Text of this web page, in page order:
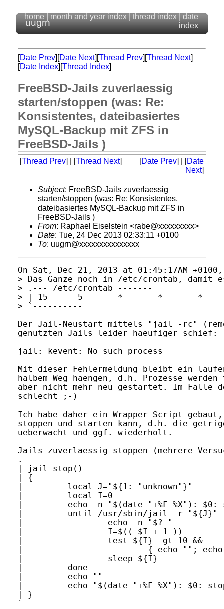
uugrn
home month and year index thread index
date
index
[Date Prev][Date Next][Thread Prev][Thread Next]
[Date Index][Thread Index]
FreeBSD-Jails zuverlaessig
starten/stoppen (was: Re:
Konsistentes, dateibasiertes
MySQL-Backup mit ZFS in
FreeBSD-Jails )
[Thread Prev] | [Thread Next] [Date Prev] | [Date
Next]
Subject: FreeBSD-Jails zuverlaessig
starten/stoppen (was: Re: Konsistentes,
dateibasiertes MySQL-Backup mit ZFS in
FreeBSD-Jails )
From: Raphael Eiselstein <rabe@xxxxxxxxx>
Date: Tue, 24 Dec 2013 02:33:11 +0100
To: uugrn@xxxxxxxxxxxxxxx
On Sat, Dec 21, 2013 at 01:45:17AM
> Das Ganze noch in /etc/crontab, damit
> .--- /etc/crontab -------
> | 15      5       *       *       *
> `----------
Der Jail-Neustart mittels "jail -rc"
genutzten Jails leider haeufiger schief:
jail: kevent: No such process
Mit dieser Fehlermeldung bleibt ein
halbem Weg haengen, d.h. Prozesse
aber nicht mehr neu gestartet. Im Falle
schlecht ;-)
Ich habe daher ein Wrapper-Script
stoppen und starten kann, d.h. die
ueberwacht und ggf. wiederholt.
Jails zuverlaessig stoppen (mehrere
.----------
| jail_stop()
| {
|         local J="${1:-"unknown"}"
|         local I=0
|         echo -n "$(date "+%F %X"):
|         until /usr/sbin/jail -r "${J}"
|                 echo -n "$? "
|                 I=$(( $I + 1 ))
|                 test ${I} -gt 10 &&
|                         { echo ""; echo
|                 sleep ${I}
|         done
|         echo ""
|         echo "$(date "+%F %X"): $0:
| }
`----------